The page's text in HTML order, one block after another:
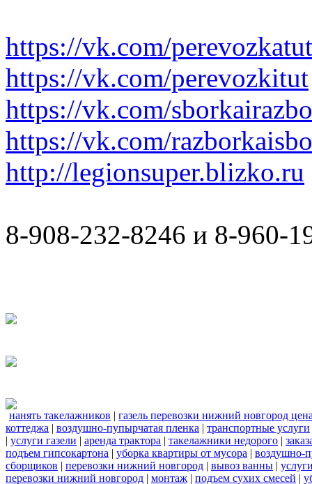
https://vk.com/perevozkatut
https://vk.com/perevozkitut
https://vk.com/
https://vk.com/
http://legionsuper.blizko.ru
8-908-232-8246 и 8-960-
нанять такелажников | газель перевозки нижний новгород
коттеджа | воздушно-пупырчатая пленка | транспортные услуги
| услуги газели | аренда трактора | такелажники недорого |
подъем гипсокартона | уборка квартиры от мусора | воздушно-
сборщиков | перевозки нижний новгород | вывоз ванны |
перевозки нижний новгород | монтаж | подъем сухих смесей |